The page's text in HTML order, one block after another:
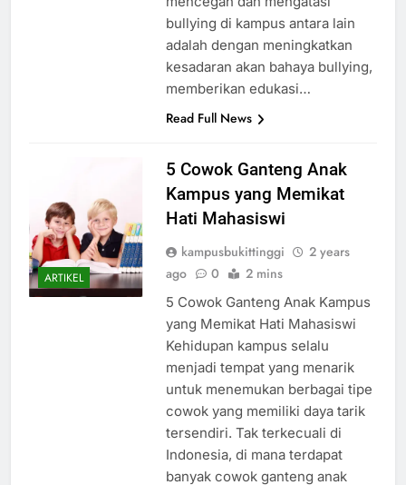
bullying di kampus antara lain
adalah dengan meningkatkan
kesadaran akan bahaya bullying,
memberikan edukasi…
Read Full News
ARTIKEL
5 Cowok Ganteng Anak
Kampus yang Memikat
Hati Mahasiswi
kampusbukittinggi
2 years
ago
0 2 mins
5 Cowok Ganteng Anak Kampus
yang Memikat Hati Mahasiswi
Kehidupan kampus selalu
menjadi tempat yang menarik
untuk menemukan berbagai tipe
cowok yang memiliki daya tarik
tersendiri. Tak terkecuali di
Indonesia, di mana terdapat
banyak cowok ganteng anak